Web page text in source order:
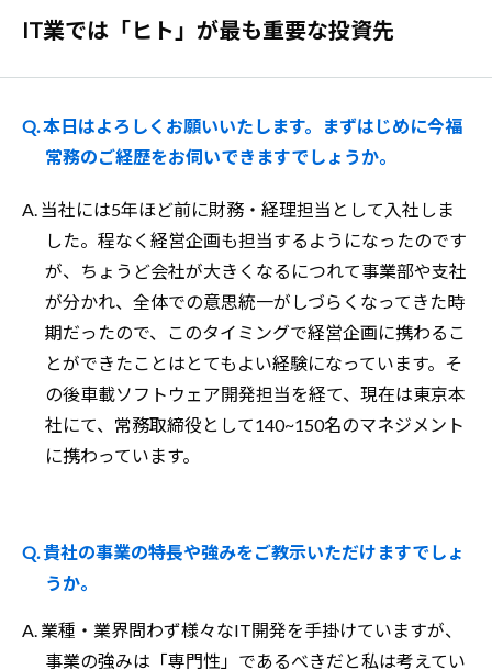
IT業では「ヒト」が最も重要な投資先
Q. 本日はよろしくお願いいたします。まずはじめに今福
常務のご経歴をお伺いできますでしょうか。
A. 当社には5年ほど前に財務・経理担当として入社しま
した。程なく経営企画も担当するようになったのです
が、ちょうど会社が大きくなるにつれて事業部や支社
が分かれ、全体での意思統一がしづらくなってきた時
期だったので、このタイミングで経営企画に携わるこ
とができたことはとてもよい経験になっています。そ
の後車載ソフトウェア開発担当を経て、現在は東京本
社にて、常務取締役として140~150名のマネジメント
に携わっています。
Q. 貴社の事業の特長や強みをご教示いただけますでしょ
うか。
A. 業種・業界問わず様々なIT開発を手掛けていますが、
事業の強みは「専門性」であるべきだと私は考えてい